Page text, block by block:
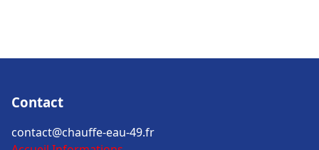
Contact
contact@chauffe-eau-49.fr